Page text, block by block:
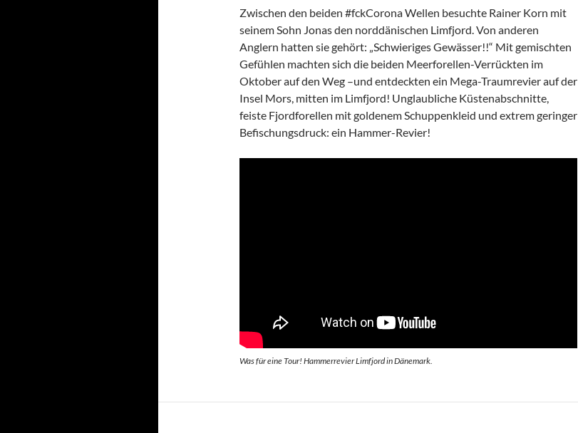
Zwischen den beiden #fckCorona Wellen besuchte Rainer Korn mit
seinem Sohn Jonas den norddänischen Limfjord. Von anderen
Anglern hatten sie gehört: „Schwieriges Gewässer!!“ Mit gemischten
Gefühlen machten sich die beiden Meerforellen-Verrückten im
Oktober auf den Weg –und entdeckten ein Mega-Traumrevier auf der
Insel Mors, mitten im Limfjord! Unglaubliche Küstenabschnitte,
feiste Fjordforellen mit goldenem Schuppenkleid und extrem geringer
Befischungsdruck: ein Hammer-Revier!
Was für eine Tour! Hammerrevier Limfjord in Dänemark.